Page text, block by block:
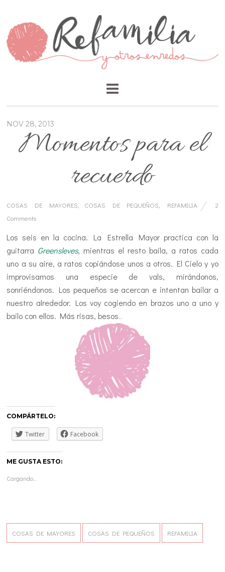
NOV 28, 2013
Momentos para el
recuerdo
COSAS DE MAYORES COSAS DE PEQUEÑOS REFAMILIA
2
Comments
Los seis en la cocina. La Estrella Mayor practica con la
guitarra Greensleves, mientras el resto baila, a ratos cada
uno a su aire, a ratos copiándose unos a otros. El Cielo y yo
improvisamos una especie de vals, mirándonos,
sonriéndonos. Los pequeños se acercan e intentan bailar a
nuestro alrededor. Los voy cogiendo en brazos uno a uno y
bailo con ellos. Más risas, besos
COMPÁRTELO:
Twitter Facebook
ME GUSTA ESTO:
Cargando...
COSAS DE MAYORES COSAS DE PEQUEÑOS REFAMILIA